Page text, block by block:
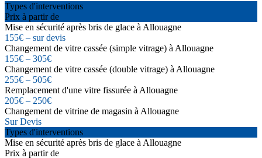
Types d'interventions
Prix à partir de
Mise en sécurité après bris de glace à Allouagne
155€ – sur devis
Changement de vitre cassée (simple vitrage) à Allouagne
155€ – 305€
Changement de vitre cassée (double vitrage) à Allouagne
255€ – 505€
Remplacement d'une vitre fissurée à Allouagne
205€ – 250€
Changement de vitrine de magasin à Allouagne
Sur Devis
Types d'interventions
Mise en sécurité après bris de glace à Allouagne
Prix à partir de